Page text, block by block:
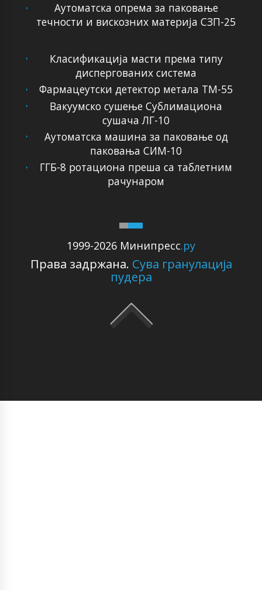
Аутоматска опрема за паковање
течности и вискозних материја СЗП-25
1999-2026 Минипресс.ру
Права задржана. Сува гранулација
пудера
Класификација масти према типу
диспергованих система
Фармацеутски детектор метала ТМ-55
Вакуумско сушење Сублимациона
сушача ЛГ-10
Аутоматска машина за паковање од
паковања СИМ-10
ГГБ-8 ротациона преша са таблетним
рачунаром